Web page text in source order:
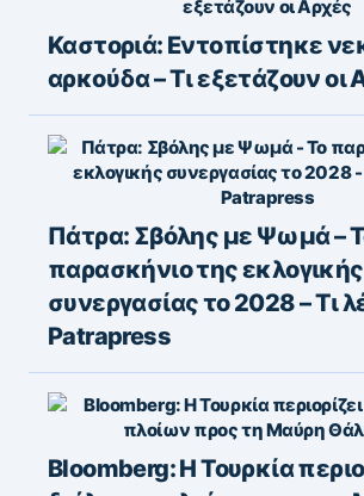
Καστοριά: Εντοπίστηκε
αρκούδα – Τι εξετάζουν οι
Πάτρα: Σβόλης με Ψωμά –
παρασκήνιο της εκλογικής
συνεργασίας το 2028 – Τι
Patrapress
Bloomberg: Η Τουρκία